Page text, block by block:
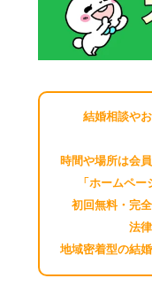
結婚相談や
時間や場所は会
「ホームペ
初回無料・完
法
地域密着型の結